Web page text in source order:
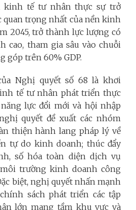
kinh tế tư nhân thực sự trở
trọng nhất của nền kinh
2045, trở thành lực lượng có
cao, tham gia sâu vào chuỗi
góp trên 60% GDP.
Nghị quyết số 68 là khơi
tế tư nhân phát triển thực
lực đổi mới và hội nhập
quyết đề xuất các nhóm
thiện hành lang pháp lý về
tự do kinh doanh; thúc đẩy
số hóa toàn diện dịch vụ
trường kinh doanh công
biệt, nghị quyết nhấn mạnh
sách phát triển các tập
lớn mang tầm khu vực và